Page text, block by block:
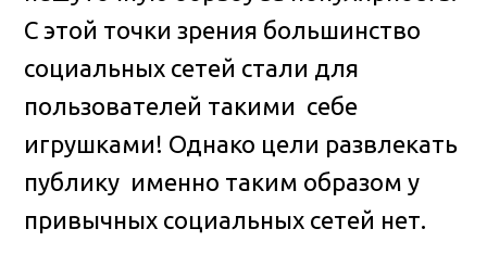
С этой точки зрения большинство
социальных сетей стали для
пользователей такими себе
игрушками! Однако цели развлекать
публику именно таким образом у
привычных социальных сетей нет.